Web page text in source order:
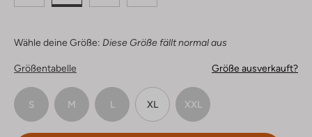
Wähle deine Größe: Diese Größe fällt normal aus
Größentabelle Größe ausverkauft?
S M L XL XXL